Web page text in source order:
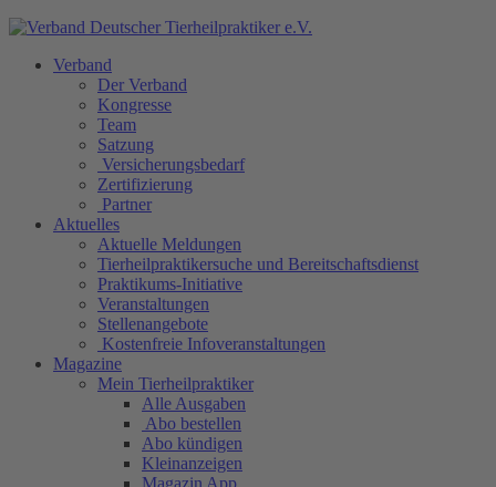
Verband
Der Verband
Kongresse
Team
Satzung
Versicherungsbedarf
Zertifizierung
Partner
Aktuelles
Aktuelle Meldungen
Tierheilpraktikersuche und Bereitschaftsdienst
Praktikums-Initiative
Veranstaltungen
Stellenangebote
Kostenfreie Infoveranstaltungen
Magazine
Mein Tierheilpraktiker
Alle Ausgaben
Abo bestellen
Abo kündigen
Kleinanzeigen
Magazin App